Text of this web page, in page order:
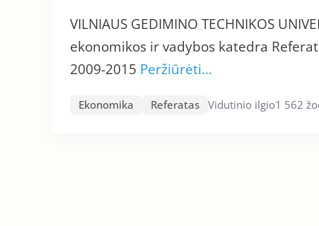
VILNIAUS GEDIMINO TECHNIKOS
ekonomikos ir vadybos katedra
2009-2015 Peržiūrėti…
Ekonomika Referatas Vidutinio ilgio1 562